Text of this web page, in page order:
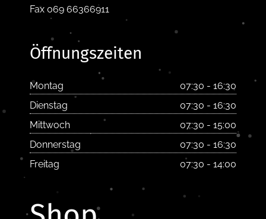
Fax 069 66366911
Öffnungszeiten
Montag
07:30 - 16:30
Dienstag
07:30 - 16:30
Mittwoch
07:30 - 15:00
Donnerstag
07:30 - 16:30
Freitag
07:30 - 14:00